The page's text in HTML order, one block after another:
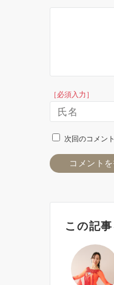
［必須入力］
次回のコメン
この記